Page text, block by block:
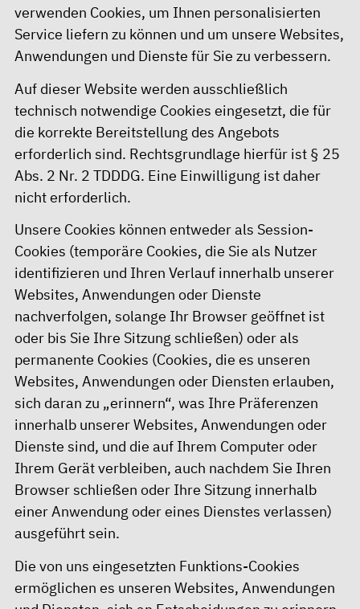
verwenden Cookies, um Ihnen personalisierten
Service liefern zu können und um unsere Websites,
Anwendungen und Dienste für Sie zu verbessern.
Auf dieser Website werden ausschließlich
technisch notwendige Cookies eingesetzt, die für
die korrekte Bereitstellung des Angebots
erforderlich sind. Rechtsgrundlage hierfür ist § 25
Abs. 2 Nr. 2 TDDDG. Eine Einwilligung ist daher
nicht erforderlich.
Unsere Cookies können entweder als Session-
Cookies (temporäre Cookies, die Sie als Nutzer
identifizieren und Ihren Verlauf innerhalb unserer
Websites, Anwendungen oder Dienste
nachverfolgen, solange Ihr Browser geöffnet ist
oder bis Sie Ihre Sitzung schließen) oder als
permanente Cookies (Cookies, die es unseren
Websites, Anwendungen oder Diensten erlauben,
sich daran zu „erinnern“, was Ihre Präferenzen
innerhalb unserer Websites, Anwendungen oder
Dienste sind, und die auf Ihrem Computer oder
Ihrem Gerät verbleiben, auch nachdem Sie Ihren
Browser schließen oder Ihre Sitzung innerhalb
einer Anwendung oder eines Dienstes verlassen)
ausgeführt sein.
Die von uns eingesetzten Funktions-Cookies
ermöglichen es unseren Websites, Anwendungen